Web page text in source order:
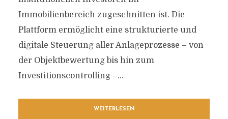
Immobilienbereich zugeschnitten ist. Die
Plattform ermöglicht eine strukturierte und
digitale Steuerung aller Anlageprozesse – von
der Objektbewertung bis hin zum
Investitionscontrolling –...
WEITERLESEN